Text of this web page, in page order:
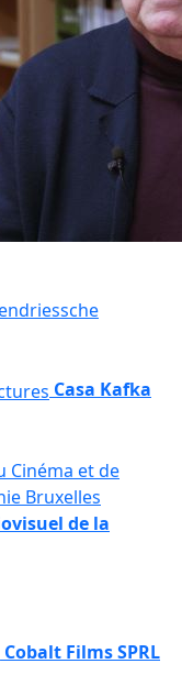
Casa Kafka
de la
Cobalt Films SPRL